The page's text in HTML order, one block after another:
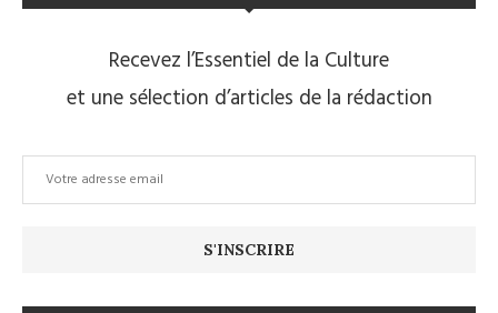
Recevez l’Essentiel de la Culture
et une sélection d’articles de la rédaction